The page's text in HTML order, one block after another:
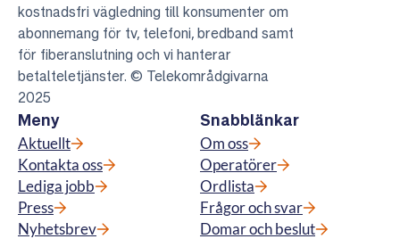
kostnadsfri vägledning till konsumenter om
abonnemang för tv, telefoni, bredband samt
för fiberanslutning och vi hanterar
betalteletjänster. © Telekområdgivarna
2025
Meny
Aktuellt
Kontakta oss
Lediga jobb
Press
Nyhetsbrev
Snabblänkar
Om oss
Operatörer
Ordlista
Frågor och svar
Domar och beslut